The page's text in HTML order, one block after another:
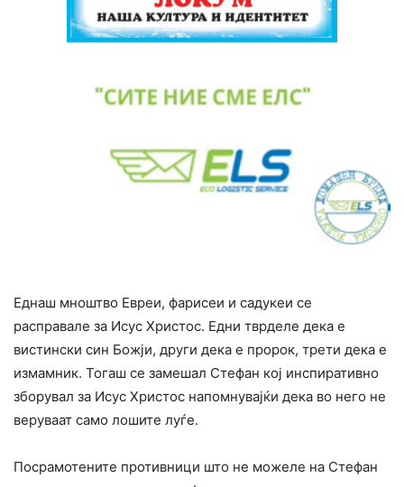
Еднаш мноштво Евреи, фарисеи и садукеи се
расправале за Исус Христос. Едни тврделе дека е
вистински син Божји, други дека е пророк, трети дека е
измамник. Тогаш се замешал Стефан кој инспиративно
зборувал за Исус Христос напомнувајќи дека во него не
веруваат само лошите луѓе.
Посрамотените противници што не можеле на Стефан